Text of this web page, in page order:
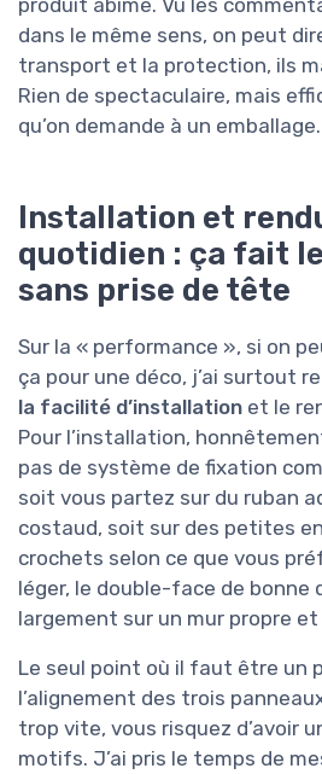
dans le même sens, on peut
transport et la protection, ils
Rien de spectaculaire, mais
qu’on demande à un emballage.
Installation et
quotidien : ça fait
sans prise de tête
Sur la « performance », si on
ça pour une déco, j’ai surtout
la facilité d’installation et le
Pour l’installation,
pas de système de fixation
soit vous partez sur du ruban
costaud, soit sur des petites
crochets selon ce que vous
léger, le double-face de bonne
largement sur un mur propre et
Le seul point où il faut être un
l’alignement des trois
trop vite, vous risquez d’avoir
motifs. J’ai pris le temps de